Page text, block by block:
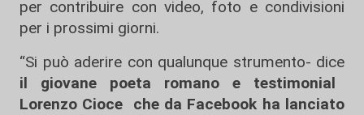
per contribuire con video, foto e condivisioni
per i prossimi giorni.
“Si può aderire con qualunque strumento- dice
il giovane poeta romano e testimonial
Lorenzo Cioce che da Facebook ha lanciato